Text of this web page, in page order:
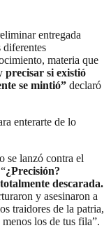
entregada
diferentes
materia que
precisar si existió
se mintió” declaró
enterarte de lo
se lanzó contra el
¿Precisión?
descarada.
y asesinaron a
traidores de la patria,
los de tus fila”.